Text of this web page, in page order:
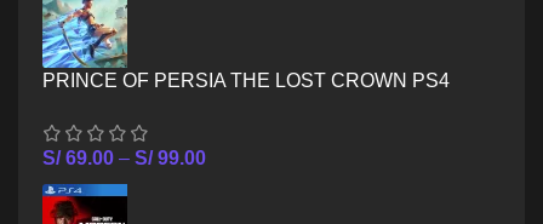
PRINCE OF PERSIA THE LOST CROWN PS4
S/69.00 – S/99.00